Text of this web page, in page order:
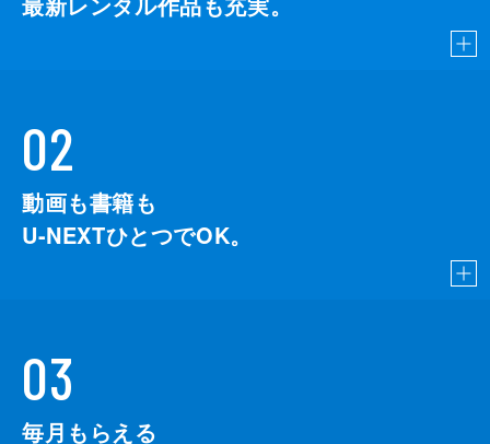
02
動画も書籍も
U-NEXTひとつでOK。
03
毎月もらえる